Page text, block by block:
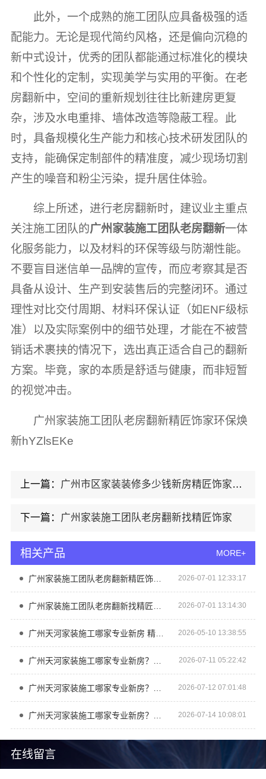
在线留言
此外，一个成熟的施工团队应具备极强的适
配能力。无论是现代简约风格，还是偏向沉稳的
新中式设计，优秀的团队都能通过标准化的模块
和个性化的定制，实现美学与实用的平衡。在老
房翻新中，空间的重新规划往往比新建房更复
杂，涉及水电重排、墙体改造等隐蔽工程。此
时，具备规模化生产能力和核心技术研发团队的
支持，能确保定制部件的精准度，减少现场切割
产生的噪音和粉尘污染，提升居住体验。
综上所述，进行老房翻新时，建议业主重点
关注施工团队的广州家装施工团队老房翻新一体
化服务能力，以及材料的环保等级与防潮性能。
不要盲目迷信单一品牌的宣传，而应考察其是否
具备从设计、生产到安装售后的完整闭环。通过
理性对比交付周期、材料环保认证（如ENF级标
准）以及实际案例中的细节处理，才能在不被营
销话术裹挟的情况下，选出真正适合自己的翻新
方案。毕竟，家的本质是舒适与健康，而非短暂
的视觉冲击。
广州家装施工团队老房翻新精匠饰家环保焕
新hYZlsEKe
上一篇： 广州市区家装装修多少钱新房精匠饰家透明报
下一篇： 广州家装施工团队老房翻新找精匠饰家
相关产品 MORE+
广州家装施工团队老房翻新精匠饰家环保焕新 2026-07-01 12:33:17
2026-07-01 13:14:30
广州天河家装施工哪家专业新房 精匠饰家 2026-05-10 13:38:55
2026-07-11 05:22:42
2026-07-12 07:01:48
2026-07-14 10:08:01